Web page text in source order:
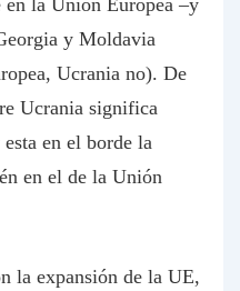
la Unión Europea –y
y Moldavia
Ucrania no). De
Ucrania significa
en el borde la
en el de la Unión
la expansión de la UE,